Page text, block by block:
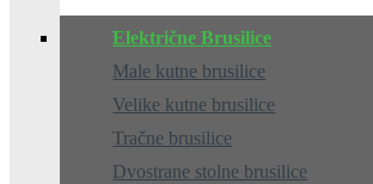
Električne Brusilice
Male kutne brusilice
Velike kutne brusilice
Tračne brusilice
Dvostrane stolne brusilice